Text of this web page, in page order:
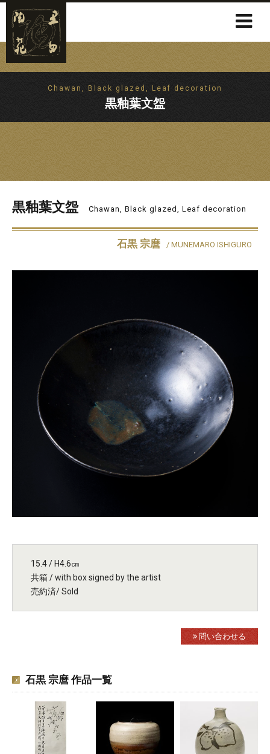
Chawan, Black glazed, Leaf decoration
黒釉葉文盌
黒釉葉文盌 Chawan, Black glazed, Leaf decoration
石黒 宗麿 / MUNEMARO ISHIGURO
15.4 / H4.6㎝
共箱 / with box signed by the artist
売約済/ Sold
問い合わせる
石黒 宗麿 作品一覧